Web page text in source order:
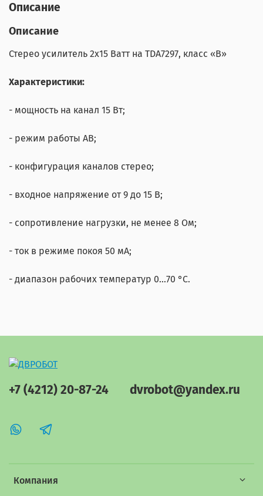
Описание
Описание
Стерео усилитель 2х15 Ватт на TDA7297, класс «B»
Характеристики:
- мощность на канал 15 Вт;
- режим работы AB;
- конфигурация каналов стерео;
- входное напряжение от 9 до 15 В;
- сопротивление нагрузки, не менее 8 Ом;
- ток в режиме покоя 50 мА;
- диапазон рабочих температур 0...70 °C.
Компания
+7 (4212) 20-87-24 dvrobot@yandex.ru